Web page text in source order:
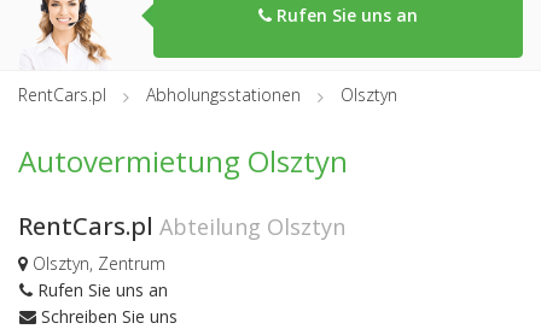
Rufen Sie uns an
RentCars.pl Abholungsstationen Olsztyn
Autovermietung Olsztyn
RentCars.pl Abteilung Olsztyn
Olsztyn, Zentrum
Rufen Sie uns an
Schreiben Sie uns